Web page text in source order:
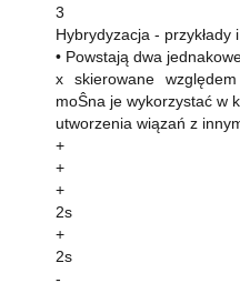
3
Hybrydyzacja - przykłady
• Powstają dwa
x skierowane
moŜna je wykorzystać w
utworzenia wiązań z
+
+
+
2s
+
2s
-